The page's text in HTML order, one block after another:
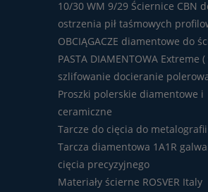
10/30 WM 9/29 Ściernice CBN
ostrzenia pił taśmowych
OBCIĄGACZE diamentowe do
PASTA DIAMENTOWA Extreme
szlifowanie docieranie
Proszki polerskie diamentowe i
ceramiczne
Tarcze do cięcia do metalografii
Tarcza diamentowa 1A1R
cięcia precyzyjnego
Materiały ścierne ROSVER Italy